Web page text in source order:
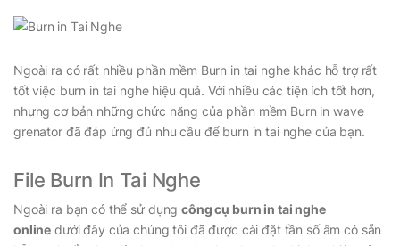
Ngoài ra có rất nhiều phần mềm Burn in tai nghekhác hỗ trợ rất
tốt việc burn in tai nghe hiệu quả. Với nhiều các tiện ích tốt hơn,
nhưng cơ bản những chức năng của phần mềm Burn in wave
grenator đã đáp ứng đủ nhu cầu để burn in tai nghe của bạn.
File Burn In Tai Nghe
Ngoài ra bạn có thể sử dụngcông cụ burn in tai nghe
online dưới đây của chúng tôi đã được cài đặt tần số âm có sẵn